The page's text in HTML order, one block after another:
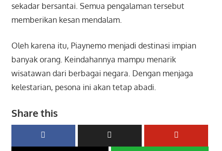
sekadar bersantai. Semua pengalaman tersebut
memberikan kesan mendalam.
Oleh karena itu, Piaynemo menjadi destinasi impian
banyak orang. Keindahannya mampu menarik
wisatawan dari berbagai negara. Dengan menjaga
kelestarian, pesona ini akan tetap abadi.
Share this